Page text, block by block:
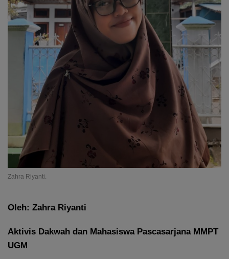
Zahra Riyanti.
Oleh: Zahra Riyanti
Aktivis Dakwah dan Mahasiswa Pascasarjana MMPT
UGM